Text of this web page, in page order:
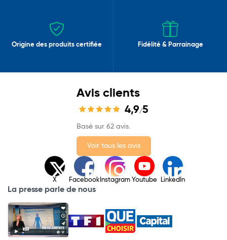
Origine des produits certifiée Fidélité & Parrainage
Avis clients
4,9/5
Basé sur 62 avis.
Voir tous les avis
X Facebook Instagram Youtube LinkedIn
La presse parle de nous